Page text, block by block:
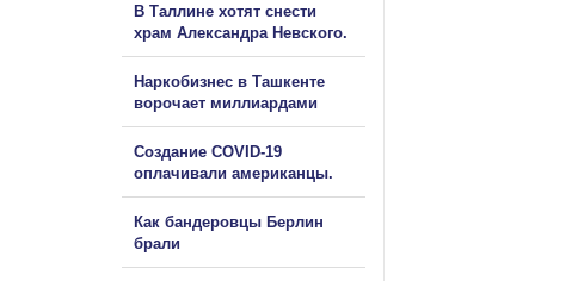
В Таллине хотят снести
храм Александра Невского.
Наркобизнес в Ташкенте
ворочает миллиардами
Создание COVID-19
оплачивали американцы.
Как бандеровцы Берлин
брали